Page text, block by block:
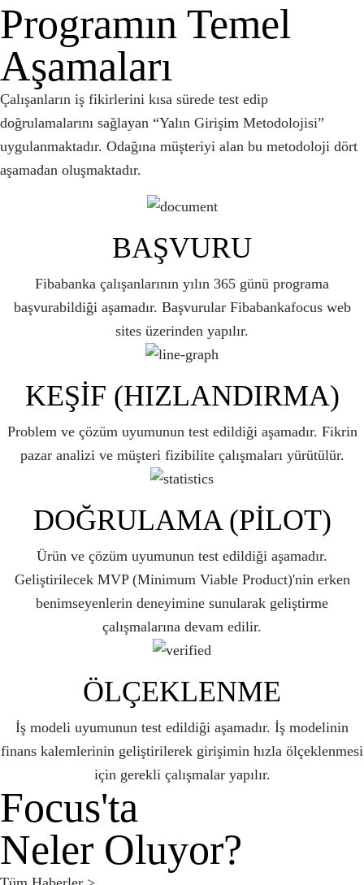
Programın Temel
Aşamaları
Çalışanların iş fikirlerini kısa sürede test edip
doğrulamalarını sağlayan “Yalın Girişim Metodolojisi”
uygulanmaktadır. Odağına müşteriyi alan bu metodoloji dört
aşamadan oluşmaktadır.
BAŞVURU
Fibabanka çalışanlarının yılın 365 günü programa
başvurabildiği aşamadır. Başvurular Fibabankafocus web
sites üzerinden yapılır.
KEŞİF (HIZLANDIRMA)
Problem ve çözüm uyumunun test edildiği aşamadır. Fikrin
pazar analizi ve müşteri fizibilite çalışmaları yürütülür.
DOĞRULAMA (PİLOT)
Ürün ve çözüm uyumunun test edildiği aşamadır.
Geliştirilecek MVP (Minimum Viable Product)'nin erken
benimseyenlerin deneyimine sunularak geliştirme
çalışmalarına devam edilir.
ÖLÇEKLENME
İş modeli uyumunun test edildiği aşamadır. İş modelinin
finans kalemlerinin geliştirilerek girişimin hızla ölçeklenmesi
için gerekli çalışmalar yapılır.
Focus'ta
Neler Oluyor?